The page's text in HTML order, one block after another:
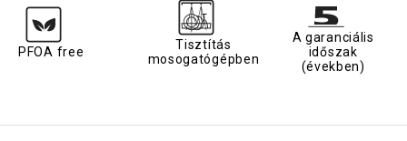
PFOA free
Tisztítás
mosogatógépben
A garanciális
időszak
(években)